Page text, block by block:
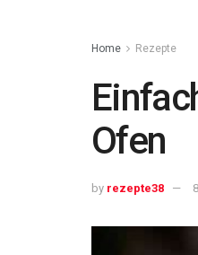
Home Rezepte
Ofen
by rezepte38